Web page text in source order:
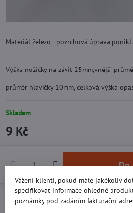
Materiál železo - povrchová úprava ponikl.
Výška nožičky na závit 25mm,vnější
průměr hlavičky 10mm, celková výška
Skladem
9 Kč
Přidat k Oblíbeným Doručení
Vážení klienti, pokud máte jakékoliv
specifikovat informace ohledně
poznámky pod zadáním fakturační